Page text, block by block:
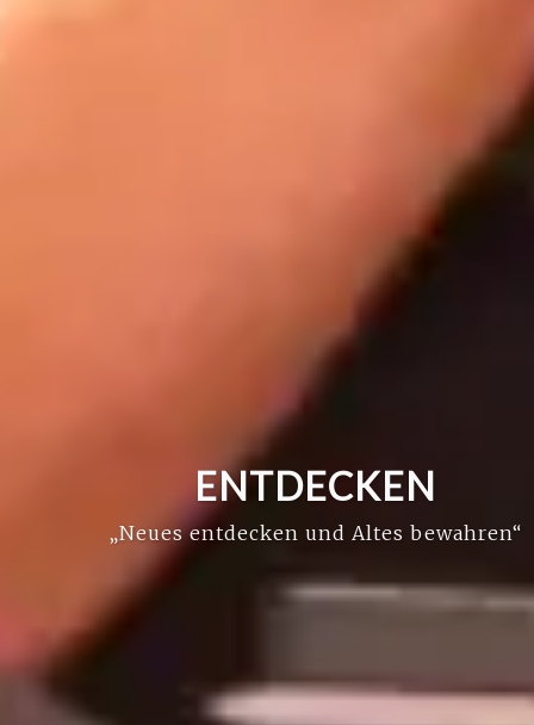
ENTDECKEN
„Neues entdecken und Altes bewahren“